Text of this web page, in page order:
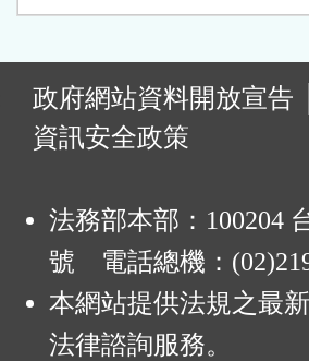
政府網站資料開放宣告
資訊安全政策
法務部本部：100204
號 電話總機：
本網站提供法規之最
法律諮詢服務。